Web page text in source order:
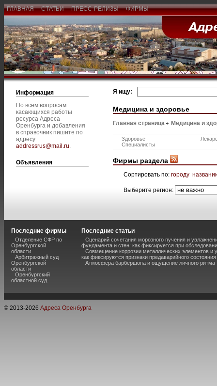
ГЛАВНАЯ СТАТЬИ ПРЕСС-РЕЛИЗЫ ФИРМЫ
Информация
По всем вопросам
касающихся работы
ресурса Адреса
Оренбурга и добавления
в справочник пишите по
адресу
addressrus@mail.ru.
Объявления
Я ищу:
Медицина и здоровье
Главная страница Медицина и
Здоровье
Специалисты
Фирмы раздела
Сортировать по: городу
Выберите регион:
Последние фирмы
Отделение СФР по
Оренбургской
области
Арбитражный суд
Оренбургской
области
Оренбургский
областной суд
Последние статьи
Сценарий сочетания морозного пучения и
фундамента и стен: как фиксируется при
Совмещение коррозии металлических элементов и
как фиксируются признаки предаварийного состояния
Атмосфера барбершопа и ощущение личного ритма
© 2013-2026 Адреса Оренбурга